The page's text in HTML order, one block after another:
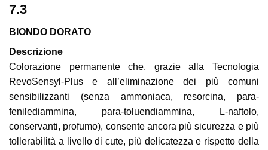
7.3
BIONDO DORATO
Descrizione
Colorazione permanente che, grazie alla Tecnologia
RevoSensyl-Plus e all’eliminazione dei più comuni
sensibilizzanti (senza ammoniaca, resorcina, para-
fenilediammina, para-toluendiammina, L-naftolo,
conservanti, profumo), consente ancora più sicurezza e più
tollerabilità a livello di cute, più delicatezza e rispetto della